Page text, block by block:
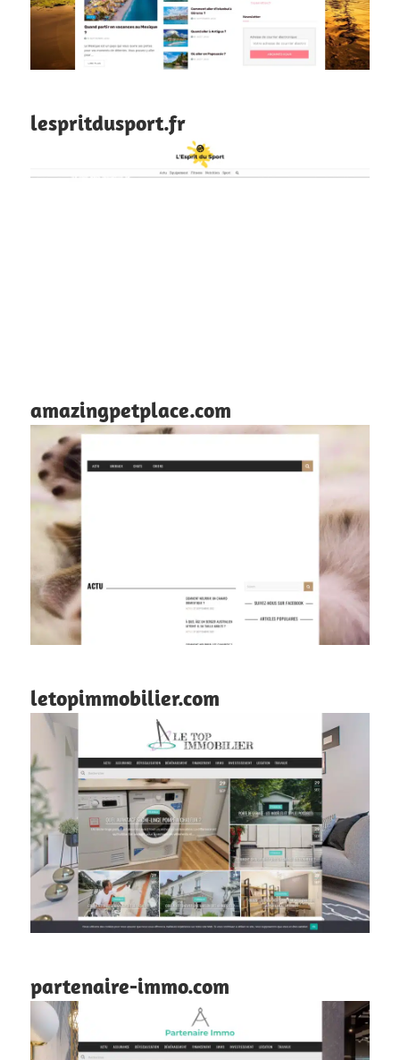
lespritdusport.fr
amazingpetplace.com
letopimmobilier.com
partenaire-immo.com